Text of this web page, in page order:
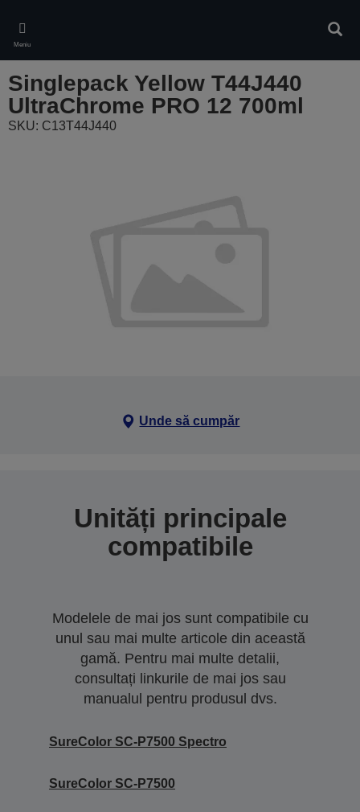
main
content
Meniu
Singlepack Yellow T44J440
UltraChrome PRO 12 700ml
SKU: C13T44J440
Unde să cumpăr
Unități principale
compatibile
Modelele de mai jos sunt compatibile cu
unul sau mai multe articole din această
gamă. Pentru mai multe detalii,
consultați linkurile de mai jos sau
manualul pentru produsul dvs.
SureColor SC-P7500 Spectro
SureColor SC-P7500